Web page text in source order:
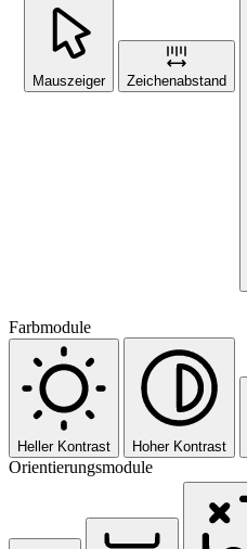
Mauszeiger Zeichenabstand
Farbmodule
Heller Kontrast Hoher Kontrast
Orientierungsmodule